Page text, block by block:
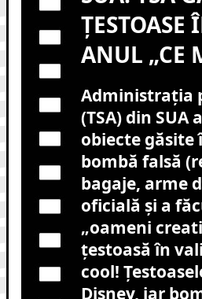
ȚESTOASE
ANUL „CE
Administrația
(TSA) din
obiecte găsite
bombă falsă
bagaje, arme
oficială și a
„oameni
țestoasă în
cool!
Disney, iar